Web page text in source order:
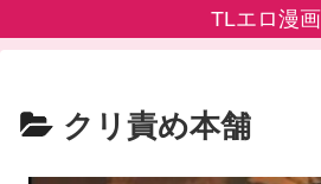
TLエロ漫画
クリ責め本舗